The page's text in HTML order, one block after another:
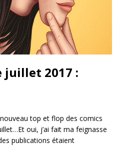
juillet 2017 :
top et flop des comics
oui, j’ai fait ma feignasse
publications étaient